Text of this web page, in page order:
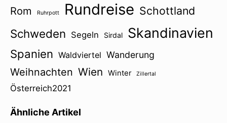
Rom Ruhrpott Rundreise Schottland
Schweden Segeln Sirdal Skandinavien
Spanien Waldviertel Wanderung
Weihnachten Wien Winter Zillertal
Österreich2021
Ähnliche Artikel